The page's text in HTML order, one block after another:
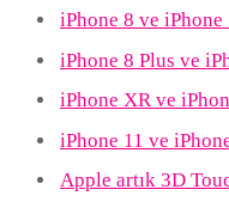
iPhone 8 ve iPhone
iPhone 8 Plus ve
iPhone XR ve
iPhone 11 ve
Apple artık 3D